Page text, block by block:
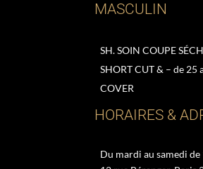
MASCULIN
SH. SOIN COUPE
SHORT CUT & – de 25
COVER
HORAIRES &
Du mardi au samedi de